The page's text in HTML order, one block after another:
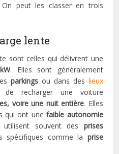
peut les classer en trois
lente
sont celles qui délivrent une
. Elles sont généralement
parkings ou dans des lieux
de recharger une voiture
voire une nuit entière. Elles
qui ont unefaible autonomie
utilisent souvent des prises
spécifiques comme la prise